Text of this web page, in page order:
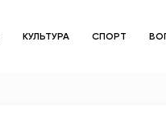
КУЛЬТУРА СПОРТ